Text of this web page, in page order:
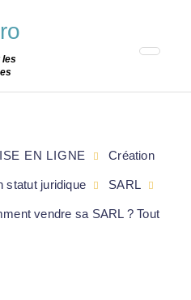
les
EN LIGNE Création
statut juridique SARL
vendre sa SARL ? Tout